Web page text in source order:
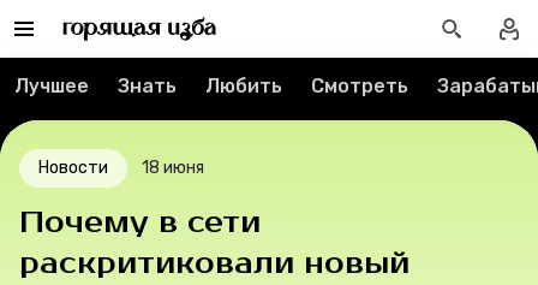
Контакты
Мерч
О компании
Лучшее Знать Любить Смотреть
Новости 18 июня
Почему в сети
раскритиковали новый